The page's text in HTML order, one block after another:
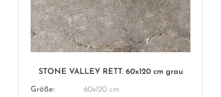
STONE VALLEY RETT. 60x120 cm grau
Größe:
60x120 cm